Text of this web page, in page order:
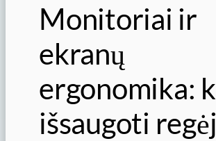
Monitoriai ir
ekranų
ergonomika:
išsaugoti